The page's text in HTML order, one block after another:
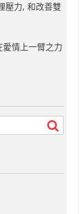
壓力, 和改善雙
情上一臂之力